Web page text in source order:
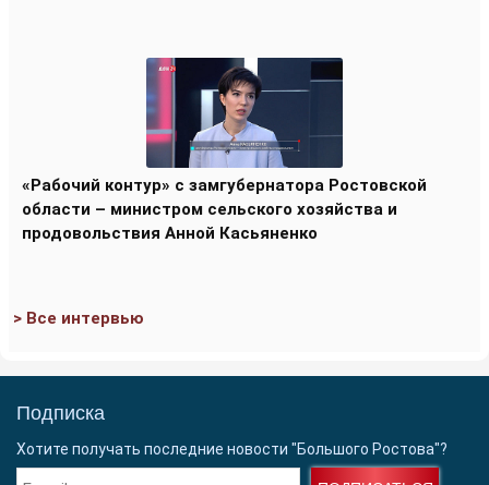
«Рабочий контур» с замгубернатора Ростовской
области – министром сельского хозяйства и
продовольствия Анной Касьяненко
> Все интервью
Подписка
Хотите получать последние новости "Большого Ростова"?